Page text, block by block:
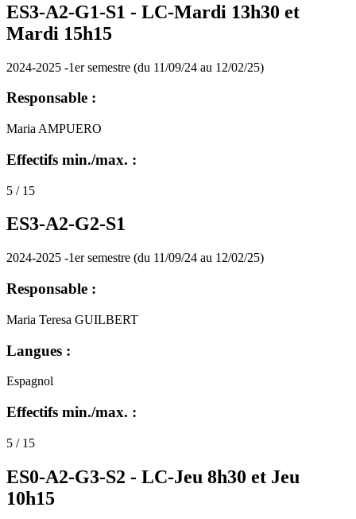
ES3-A2-G1-S1 - LC-Mardi 13h30 et
Mardi 15h15
2024-2025 -1er semestre (du 11/09/24 au 12/02/25)
Responsable :
Maria AMPUERO
Effectifs min./max. :
5 / 15
ES3-A2-G2-S1
2024-2025 -1er semestre (du 11/09/24 au 12/02/25)
Responsable :
Maria Teresa GUILBERT
Langues :
Espagnol
Effectifs min./max. :
5 / 15
ES0-A2-G3-S2 - LC-Jeu 8h30 et Jeu
10h15